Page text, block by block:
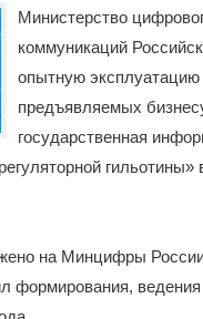
Министерство
коммуникаций
опытную эксплуатацию
предъявляемых
государственная
на Минцифры
формирования,